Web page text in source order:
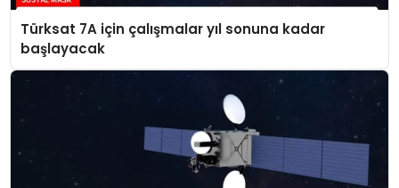
Türksat 7A için çalışmalar yıl sonuna kadar
başlayacak